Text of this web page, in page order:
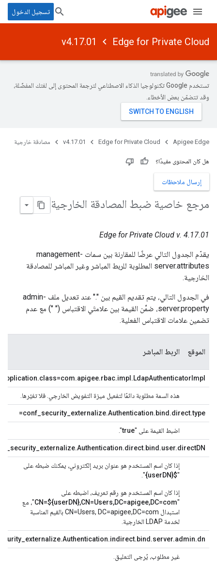
تسجيل الدخول
Edge for Private Cloud
v4.17.01
تستخدم Google تكنولوجيا الذكاء الاصطناعي لترجمة المحتوى إلى لغتك المفضّلة،
وقد تتضمّن بعض الأخطاء.
Apigee Edge
Edge for Private Cloud
v4.17.01 مصادقة خارجية
هل كان المحتوى مفيدًا؟
إرسال ملاحظات
مرجع خاصية ضبط المصادقة الخارجية
Edge for Private Cloud v. 4.17.01
يقدّم الجدول التالي عرضًا للمقارنة بين سمات management-
server.attributes المطلوبة للربط المباشر وغير المباشر للمصادقة
الخارجية.
في الجدول التالي، يتم تقديم القيم بين "." عند تعديل ملف admin-
server.property، ضمِّن القيمة بين علامتَي الاقتباس (" ") مع عدم
تضمين علامات الاقتباس الفعلية.
الموقع الربط المباشر
هذه السمة مطلوبة دائمًا لتفعيل ميزة التفويض الخارجي. فلا تغيّرها.
conf_security_externalize.Authentication.bind.direct.type=
اضبط القيمة على "true
".
إذا كان اسم المستخدم هو عنوان بريد إلكتروني، يمكنك ضبطه على
"
${userDN}
".
إذا كان اسم المستخدم هو رقم تعريف، اضبطه على
"
CN=${userDN},CN=Users,DC=apigee,DC=com"، مع
استبدال CN=Users, DC=apigee,DC=com بالقيم المناسبة
لخدمة LDAP الخارجية.
غير مطلوب، يُرجى التعليق.